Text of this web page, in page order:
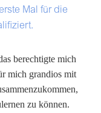
Mal für die
berechtigte mich
mich grandios mit
zu können.